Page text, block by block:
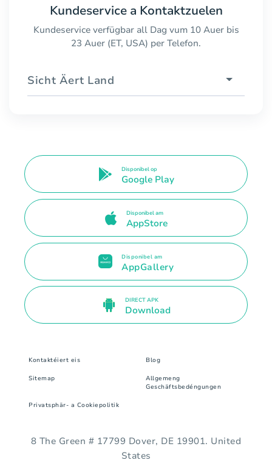
Kundeservice a Kontaktzuelen
Kundeservice verfügbar all Dag vum 10 Auer bis
23 Auer (ET, USA) per Telefon.
Sicht Äert Land
Disponibel op
Google Play
Disponibel am
AppStore
Disponibel am
AppGallery
DIRECT APK
Download
Kontaktéiert eis Blog
Sitemap
Allgemeng
Geschäftsbedéngungen
Privatsphär- a Cookiepolitik
8 The Green # 17799 Dover, DE 19901. United
States